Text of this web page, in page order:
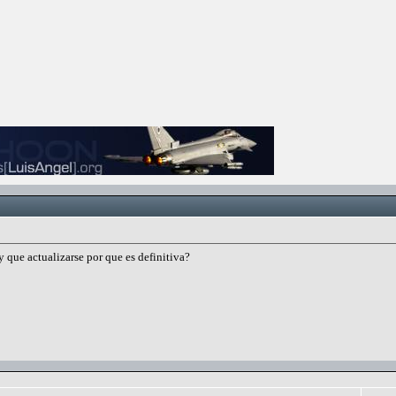
que actualizarse por que es definitiva?